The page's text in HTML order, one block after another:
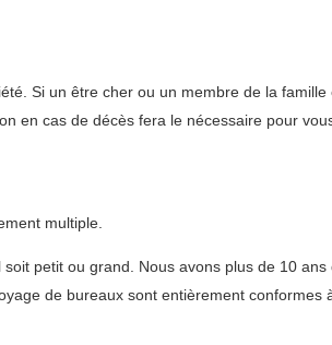
Si un être cher ou un membre de la
en cas de décès fera le nécessaire pour
multiple.
petit ou grand. Nous avons plus de 10
de bureaux sont entièrement